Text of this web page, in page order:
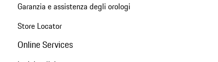
Garanzia e assistenza degli orologi
Store Locator
Online Services